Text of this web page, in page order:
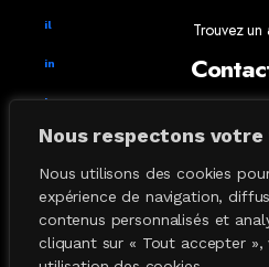
Nous respectons votre
Nous utilisons des cookies
expérience de navigation,
contenus personnalisés et
cliquant sur « Tout accepter
il
in
ks
ky
la
Lampe de table
Trouvez un